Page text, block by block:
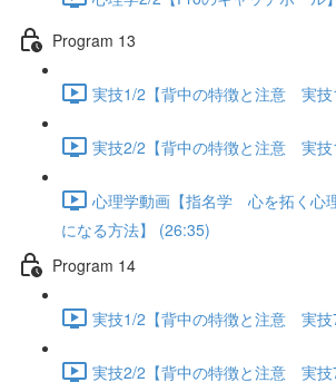
Program 13
実技1/2【背中の特徴と注意 実技
実技2/2【背中の特徴と注意 実技
心理学動画【指名学 心を拓く心
になる方法】 (26:35)
Program 14
実技1/2【背中の特徴と注意 実
実技2/2【背中の特徴と注意 実